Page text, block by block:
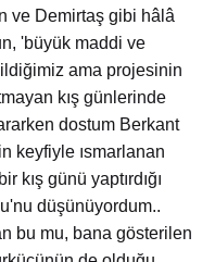
ve Demirtaş gibi hâlâ
'büyük maddi ve
ama projesinin
kış günlerinde
dostum Berkant
keyfiyle ısmarlanan
kış günü yaptırdığı
düşünüyordum..
bu mu, bana gösterilen